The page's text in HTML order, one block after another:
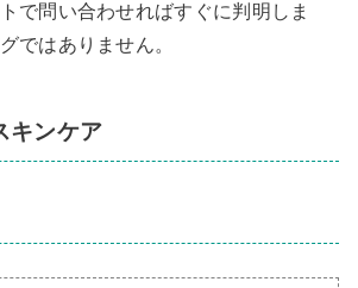
で問い合わせればすぐに判明しま
ではありません。
キンケア